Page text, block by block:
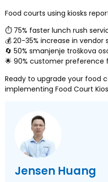
Food courts using kiosks
⏱️ 75% faster lunch rush
💰 20-35% increase in vendor
🔄 50% smanjenje troškova
🌟 90% customer preference
Ready to upgrade your food
implementing Food Court
Jensen Huang